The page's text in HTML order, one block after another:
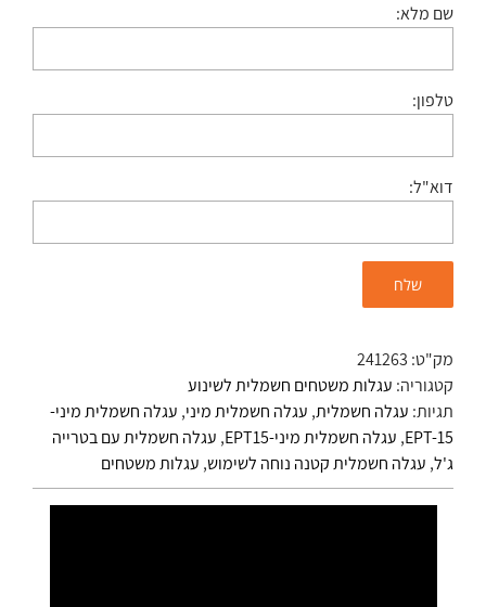
שם מלא:
טלפון:
דוא"ל:
מק"ט: 241263
קטגוריה: עגלות משטחים חשמלית לשינוע
תגיות: עגלה חשמלית, עגלה חשמלית מיני, עגלה חשמלית מיני-
EPT-15
, עגלה חשמלית מיני-EPT15 , עגלה חשמלית עם בטרייה
ג'ל, עגלה חשמלית קטנה נוחה לשימוש, עגלות משטחים